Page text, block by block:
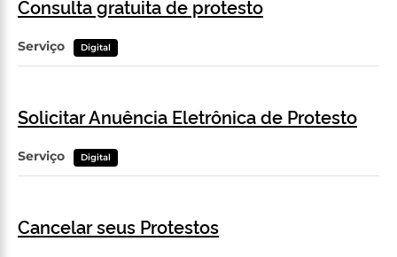
Consulta gratuita de protesto
Serviço Digital
Solicitar Anuência Eletrônica de Protesto
Serviço Digital
Cancelar seus Protestos